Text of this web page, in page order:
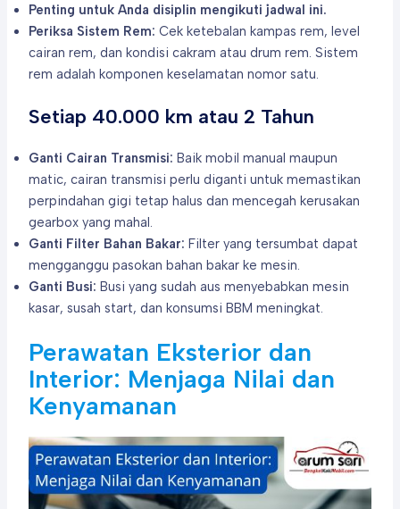
Penting untuk Anda disiplin mengikuti jadwal ini.
Periksa Sistem Rem: Cek ketebalan kampas rem, level
cairan rem, dan kondisi cakram atau drum rem. Sistem
rem adalah komponen keselamatan nomor satu.
Setiap 40.000 km atau 2 Tahun
Ganti Cairan Transmisi: Baik mobil manual maupun
matic, cairan transmisi perlu diganti untuk memastikan
perpindahan gigi tetap halus dan mencegah kerusakan
gearbox yang mahal.
Ganti Filter Bahan Bakar: Filter yang tersumbat dapat
mengganggu pasokan bahan bakar ke mesin.
Ganti Busi: Busi yang sudah aus menyebabkan mesin
kasar, susah start, dan konsumsi BBM meningkat.
Perawatan Eksterior dan
Interior: Menjaga Nilai dan
Kenyamanan